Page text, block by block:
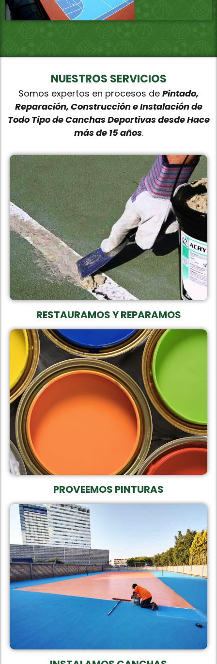
NUESTROS SERVICIOS
Somos expertos en procesos de Pintado,
Reparación, Construcción e Instalación de
Todo Tipo de Canchas Deportivas desde Hace
más de 15 años.
RESTAURAMOS Y REPARAMOS
PROVEEMOS PINTURAS